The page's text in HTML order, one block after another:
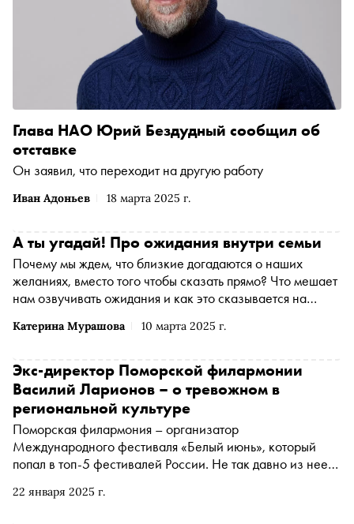
Иван Адоньев 18 марта 2025 г.
Глава НАО Юрий Бездудный сообщил об
отставке
Он заявил, что переходит на другую работу
Катерина Мурашова 10 марта 2025 г.
А ты угадай! Про ожидания внутри семьи
Почему мы ждем, что близкие догадаются о наших
желаниях, вместо того чтобы сказать прямо? Что мешает
нам озвучивать ожидания и как это сказывается на
которой делится психолог Катерина Мурашова, — еще
недосказанностях и сколько свободы может принести
простой разговор
22 января 2025 г.
Экс-директор Поморской филармонии
Василий Ларионов – о тревожном в
региональной культуре
Поморская филармония – организатор
Международного фестиваля «Белый июнь», который
попал в топ-5 фестивалей России. Не так давно из нее
потом и директор Василий Ларионов. Он рассказал